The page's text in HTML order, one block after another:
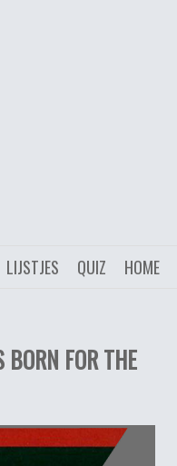
HOME
QUIZ
LIJSTJES
FOR THE